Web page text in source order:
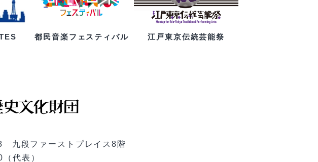
都民音楽フェスティバル 江戸東京伝統芸能祭
九段ファーストプレイス8階
代表）